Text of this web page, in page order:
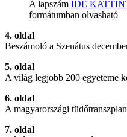
A lapszám IDE
formátumban olvasható
4. oldal
Beszámoló a Szenátus
5. oldal
A világ legjobb 200 egyeteme
6. oldal
A magyarországi
7. oldal